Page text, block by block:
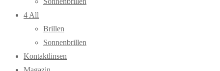
4 All
Brillen
Sonnenbrillen
Kontaktlinsen